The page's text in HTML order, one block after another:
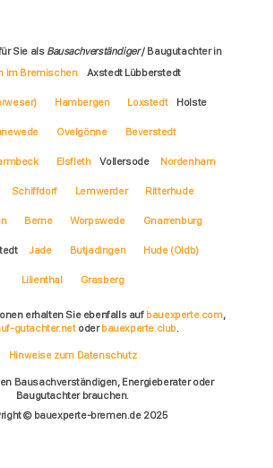
Sie als Bausachverständiger/ Baugutachter in
im Bremischen
Axstedt Lübberstedt
Hambergen Loxstedt Holste
Ovelgönne Beverstedt
Elsfleth Vollersode Nordenham
Schiffdorf Lemwerder Ritterhude
Berne Worpswede Gnarrenburg
Jade Butjadingen Hude (Oldb)
Lilienthal Grasberg
erhalten Sie ebenfalls auf bauexperte.com,
gutachter.netoderbauexperte.club.
Hinweise zum Datenschutz
Bausachverständigen, Energieberater oder
Baugutachter brauchen.
© bauexperte-bremen.de 2025